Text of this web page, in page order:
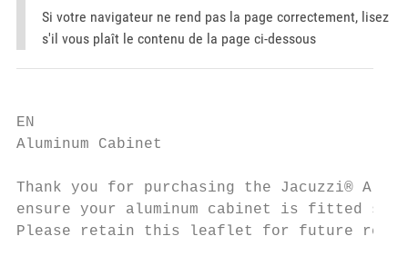
Si votre navigateur ne rend pas la page correctement, lisez
s'il vous plaît le contenu de la page ci-dessous
EN
Aluminum Cabinet
Thank you for purchasing the Jacuzzi®
ensure your aluminum cabinet is fitted
Please retain this leaflet for future